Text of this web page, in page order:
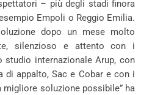
– più degli stadi finora
Empoli o Reggio Emilia.
dopo un mese molto
silenzioso e attento con i
internazionale Arup, con
di appalto, Sac e Cobar e con i
soluzione possibile” ha